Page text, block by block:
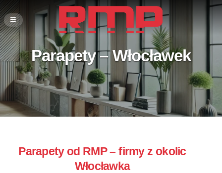
Parapety – Włocławek
Parapety od RMP – firmy z okolic
Włocławka